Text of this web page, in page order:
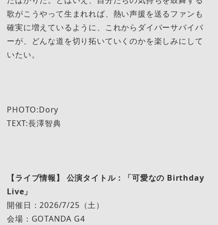
歌がこうやって生まれれば、熱い声援を送るファンも
確実に増えているように、これからダイバーサバイバ
ーが、どんな道を切り拓いていくのかを楽しみにして
いたい。
PHOTO:Dory
TEXT:長澤智典
【ライブ情報】 公演タイトル：「可愛なの Birthday
Live」
開催日：2026/7/25（土）
会場：GOTANDA G4